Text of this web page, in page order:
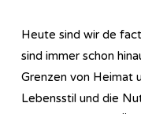
Heute sind wir de
sind immer schon
Grenzen von Heimat
Lebensstil und die